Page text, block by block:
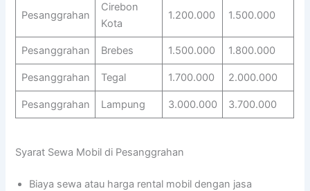
Pesanggrahan
Cirebon
Kota
1.200.000 1.500.000
Pesanggrahan Brebes 1.500.000 1.800.000
Pesanggrahan Tegal 1.700.000 2.000.000
Pesanggrahan Lampung 3.000.000 3.700.000
Syarat Sewa Mobil di Pesanggrahan
Biaya sewa atau harga rental mobil dengan jasa